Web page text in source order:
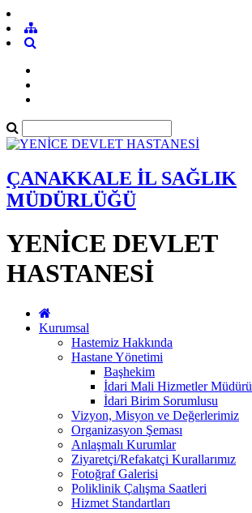
ÇANAKKALE İL SAĞLIK
MÜDÜRLÜĞÜ
YENİCE DEVLET
HASTANESİ
Kurumsal
Hastemiz Hakkında
Hastane Yönetimi
Başhekim
İdari Mali Hizmetler Müdürü
İdari Birim Sorumlusu
Vizyon, Misyon ve Değerlerimiz
Organizasyon Şeması
Anlaşmalı Kurumlar
Ziyaretçi/Refakatçi Kurallarımız
Fotoğraf Galerisi
Poliklinik Çalışma Saatleri
Hizmet Standartları